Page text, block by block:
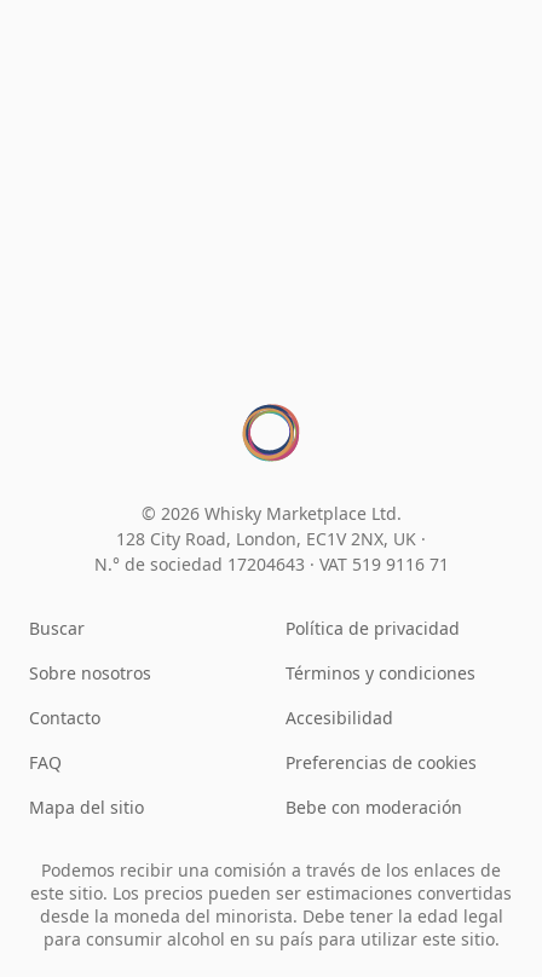
© 2026 Whisky Marketplace Ltd.
128 City Road, London, EC1V 2NX, UK ·
N.° de sociedad 17204643 · VAT 519 9116 71
Buscar
Sobre nosotros
Contacto
FAQ
Mapa del sitio
Política de privacidad
Términos y condiciones
Accesibilidad
Preferencias de cookies
Bebe con moderación
Podemos recibir una comisión a través de los enlaces de
este sitio. Los precios pueden ser estimaciones convertidas
desde la moneda del minorista. Debe tener la edad legal
para consumir alcohol en su país para utilizar este sitio.